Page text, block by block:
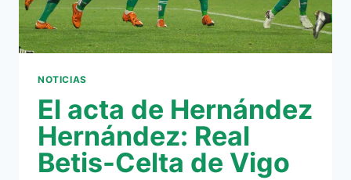
NOTICIAS
El acta de Hernández
Hernández: Real
Betis-Celta de Vigo